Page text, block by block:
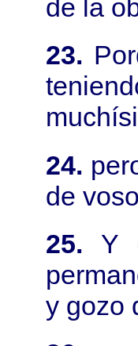
de la
23.
24.
de
25. Y
y gozo